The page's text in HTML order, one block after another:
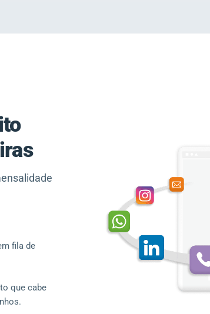
fila de
que cabe